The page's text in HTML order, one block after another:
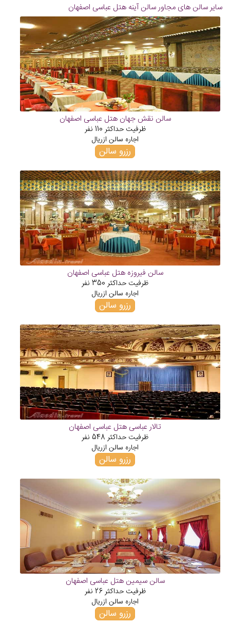
سایر سالن های مجاور سالن آینه هتل عباسی اصفهان
سالن نقش جهان هتل عباسی اصفهان
ظرفیت حداکثر 110 نفر
اجاره سالن ازریال
رزرو سالن
سالن فیروزه هتل عباسی اصفهان
ظرفیت حداکثر 350 نفر
اجاره سالن ازریال
رزرو سالن
تالار عباسی هتل عباسی اصفهان
ظرفیت حداکثر 548 نفر
اجاره سالن ازریال
رزرو سالن
سالن سیمین هتل عباسی اصفهان
ظرفیت حداکثر26 نفر
اجاره سالن ازریال
رزرو سالن